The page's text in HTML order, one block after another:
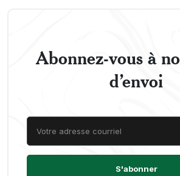
Abonnez-vous à
d’envoi